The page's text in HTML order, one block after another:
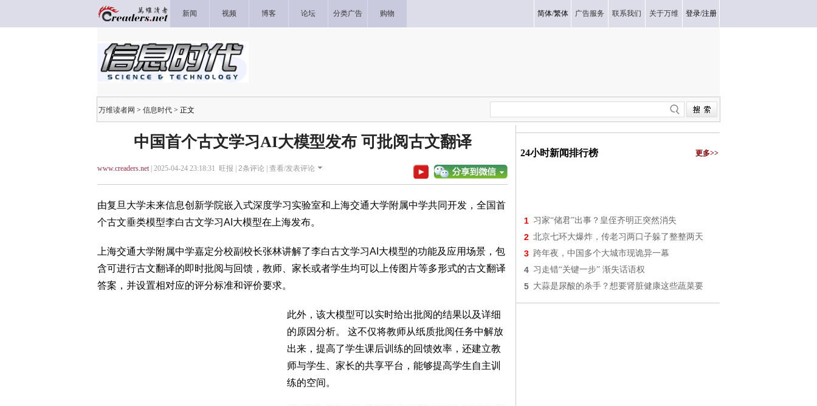
新闻 视频 博客 论坛 分类广告 购物 简体/繁体 广告服务 联系我们 关于万维 登录/注册
万维读者网 > 信息时代 > 正文
中国首个古文学习AI大模型发布 可批阅古文翻译
www.creaders.net| 2025-04-24 23:18:31 旺报 | 2条评论 | 查看/发表评论
由复旦大学未来信息创新学院嵌入式深度学习实验室和上海交通大学附属中学共同开发，全国首
个古文垂类模型李白古文学习AI大模型在上海发布。
上海交通大学附属中学嘉定分校副校长张林讲解了李白古文学习AI大模型的功能及应用场景，包
含可进行古文翻译的即时批阅与回馈，教师、家长或者学生均可以上传图片等多形式的古文翻译
答案，并设置相对应的评分标准和评价要求。
此外，该大模型可以实时给出批阅的结果以及详细
的原因分析。 这不仅将教师从纸质批阅任务中解放
出来，提高了学生课后训练的回馈效率，还建立教
师与学生、家长的共享平台，能够提高学生自主训
练的空间。
24小时新闻排行榜 更多>>
1 习家“储君”出事？皇侄齐明正突然消失
2 北京七环大爆炸，传老习两口子躲了整整两天
3 跨年夜，中国多个大城市现诡异一幕
4 习走错“关键一步” 渐失话语权
5 大蒜是尿酸的杀手？想要肾脏健康这些蔬菜要